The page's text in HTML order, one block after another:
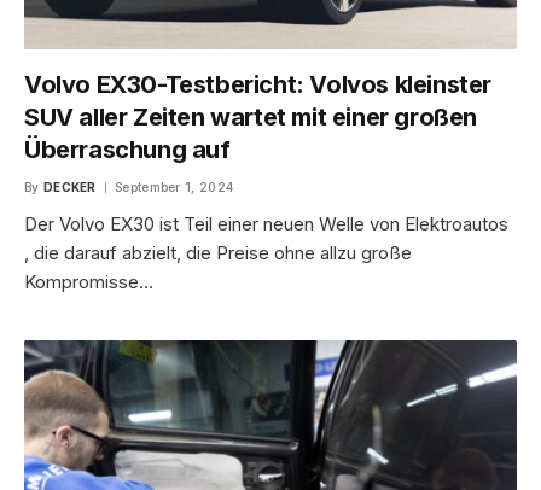
Volvo EX30-Testbericht: Volvos kleinster
SUV aller Zeiten wartet mit einer großen
Überraschung auf
By DECKER September 1, 2024
Der Volvo EX30 ist Teil einer neuen Welle von Elektroautos
, die darauf abzielt, die Preise ohne allzu große
Kompromisse…